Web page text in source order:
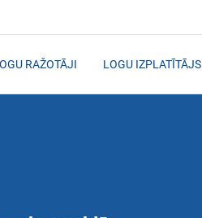
RAŽOTĀJI LOGU IZPLATĪTĀJS